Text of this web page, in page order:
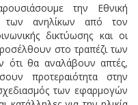
την Εθνική
των ανηλίκων από τον
δικτύωσης και οι
στο τραπέζι των
ότι θα αναλάβουν απτές,
προτεραιότητα στην
των εφαρμογών